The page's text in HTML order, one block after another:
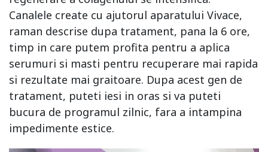
Canalele create cu ajutorul aparatului Vivace,
raman descrise dupa tratament, pana la 6 ore,
timp in care putem profita pentru a aplica
serumuri si masti pentru recuperare mai rapida
si rezultate mai graitoare. Dupa acest gen de
tratament, puteti iesi in oras si va puteti
bucura de programul zilnic, fara a intampina
impedimente estice.